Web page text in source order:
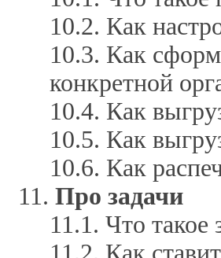
Как
Как
конкретной
Как
Как
Как
Про задачи
Что такое